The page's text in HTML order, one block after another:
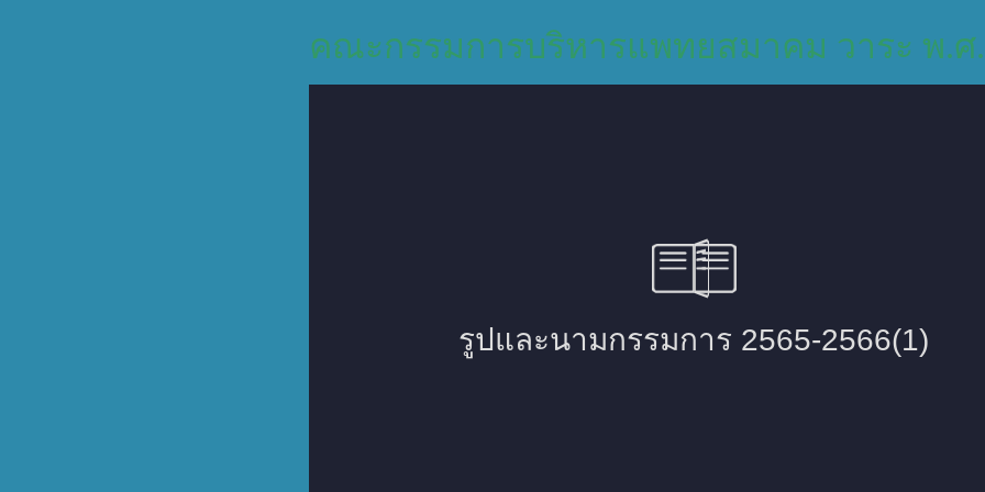
คณะกรรมการบริหารแพทยสมาคม วาระ พ.ศ